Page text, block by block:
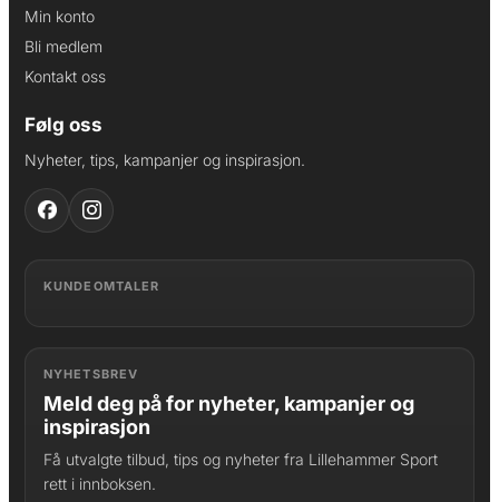
Min konto
Bli medlem
Kontakt oss
Følg oss
Nyheter, tips, kampanjer og inspirasjon.
KUNDEOMTALER
NYHETSBREV
Meld deg på for nyheter, kampanjer og
inspirasjon
Få utvalgte tilbud, tips og nyheter fra Lillehammer Sport
rett i innboksen.